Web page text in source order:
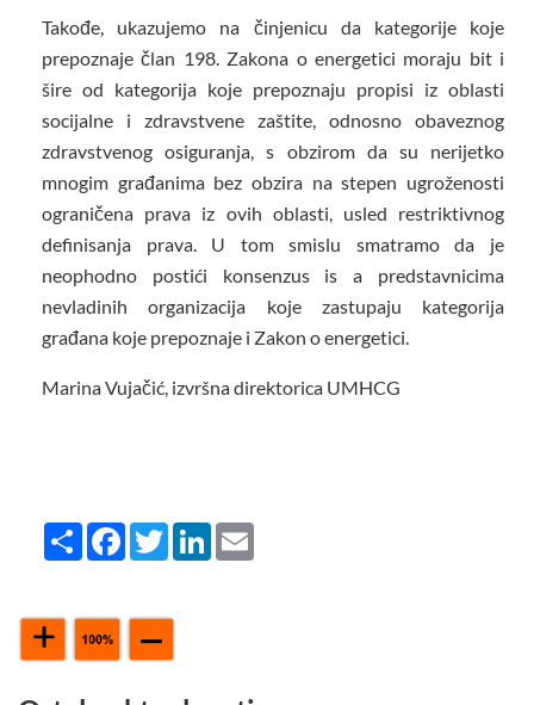
Takođe, ukazujemo na činjenicu da kategorije koje
prepoznaje član 198. Zakona o energetici moraju bit i
šire od kategorija koje prepoznaju propisi iz oblasti
socijalne i zdravstvene zaštite, odnosno obaveznog
zdravstvenog osiguranja, s obzirom da su nerijetko
mnogim građanima bez obzira na stepen ugroženosti
ograničena prava iz ovih oblasti, usled restriktivnog
definisanja prava. U tom smislu smatramo da je
neophodno postići konsenzus is a predstavnicima
nevladinih organizacija koje zastupaju kategorija
građana koje prepoznaje i Zakon o energetici.
Marina Vujačić, izvršna direktorica UMHCG
Share FacebookTwitterLinkedIn